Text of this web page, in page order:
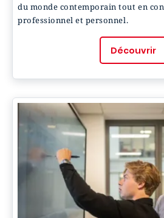
du monde contemporain tout en
professionnel et personnel.
Découvrir